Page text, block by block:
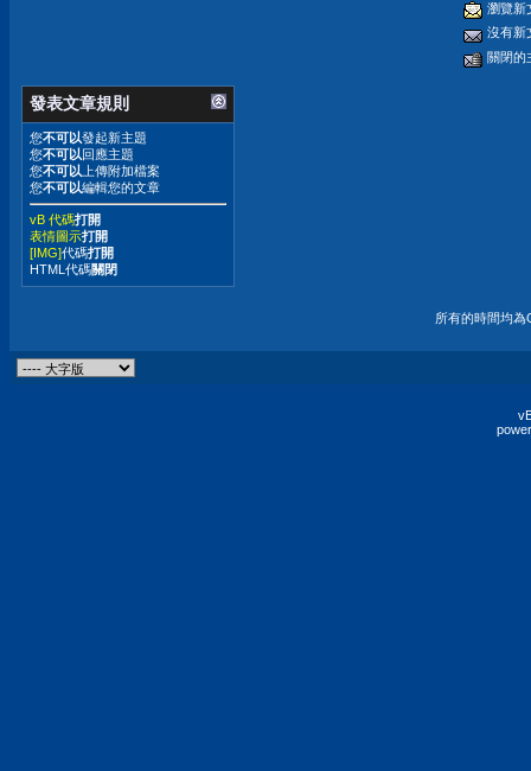
瀏覽新
沒有新
關閉的
發表文章規則
您不可以發起新主題
您不可以回應主題
您不可以 上傳附加檔案
您不可以編輯您的文章
vB 代碼打開
表情圖示打開
[IMG]代碼打開
HTML代碼關閉
所有的時間均為